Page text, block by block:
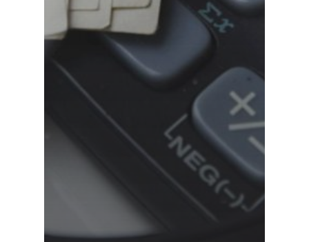
Decembrie 2015
Martie 2015
Energia
Construcții și
pentru o Românie